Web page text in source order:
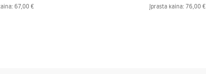
: 67,00 €
Įprasta kaina: 76,00 €